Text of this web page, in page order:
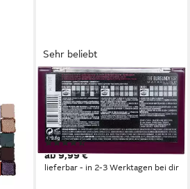
Sehr beliebt
MAYBELLINE NEW YORK
Lidschatten THE BURGUNDY
BAR, mit schimmernden
Burgunder-Tönen
(84)
ab 9,99 €
lieferbar - in 2-3 Werktagen bei dir